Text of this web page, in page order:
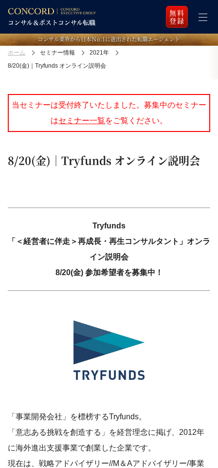
無料
登録
コンサル業界から日本Ｎo.1に選出された転職エージェント
ホーム セミナー情報
2021年
8/20(金)｜Tryfunds オンライン説明会
当セミナーは受付終了いたしました。募集中のセミナー
はセミナー一覧をご覧ください。
8/20(金)｜Tryfunds オンライン説明会
Tryfunds
「＜経営者に伴走＞再成長・再生コンサルタント」オンラ
イン説明会
8/20(金) 参加希望者を募集中！
「事業開発会社」を標榜するTryfunds。
「意志ある挑戦を創造する」を経営理念に掲げ、2012年
に海外進出支援事業で創業した企業です。
現在は、戦略アドバイザリー//M＆Aアドバイザリー/事業